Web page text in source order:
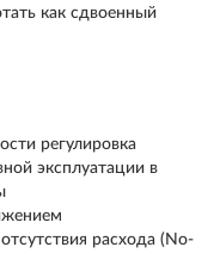
как сдвоенный
регулировка
эксплуатации в
расхода (No-